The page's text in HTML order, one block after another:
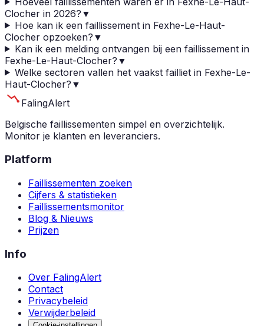
Clocher in 2026? ▼
Hoe kan ik een faillissement in Fexhe-Le-Haut-
Clocher opzoeken? ▼
Kan ik een melding ontvangen bij een faillissement in
Fexhe-Le-Haut-Clocher? ▼
Welke sectoren vallen het vaakst failliet in Fexhe-Le-
Haut-Clocher? ▼
FalingAlert
Belgische faillissementen simpel en overzichtelijk.
Monitor je klanten en leveranciers.
Platform
Faillissementen zoeken
Cijfers & statistieken
Faillissementsmonitor
Blog & Nieuws
Prijzen
Info
Over FalingAlert
Contact
Privacybeleid
Verwijderbeleid